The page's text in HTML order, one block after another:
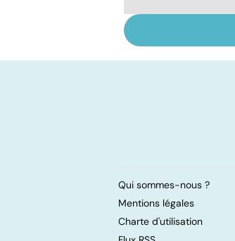
alimentaires :
Qui sommes-nous ?
Mentions légales
Charte d'utilisation